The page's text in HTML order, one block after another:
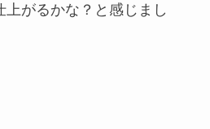
上がるかな？と感じまし